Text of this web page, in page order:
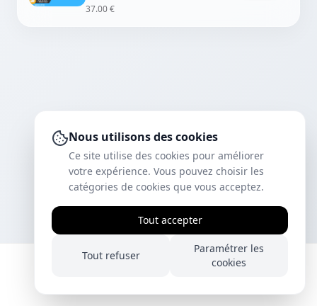
cours pour capter l'attention
37.00 €
Confidentialité
Nous utilisons des cookies
Ce site utilise des cookies pour améliorer
votre expérience. Vous pouvez choisir les
catégories de cookies que vous acceptez.
Tout accepter
Tout refuser
Paramétrer les
cookies